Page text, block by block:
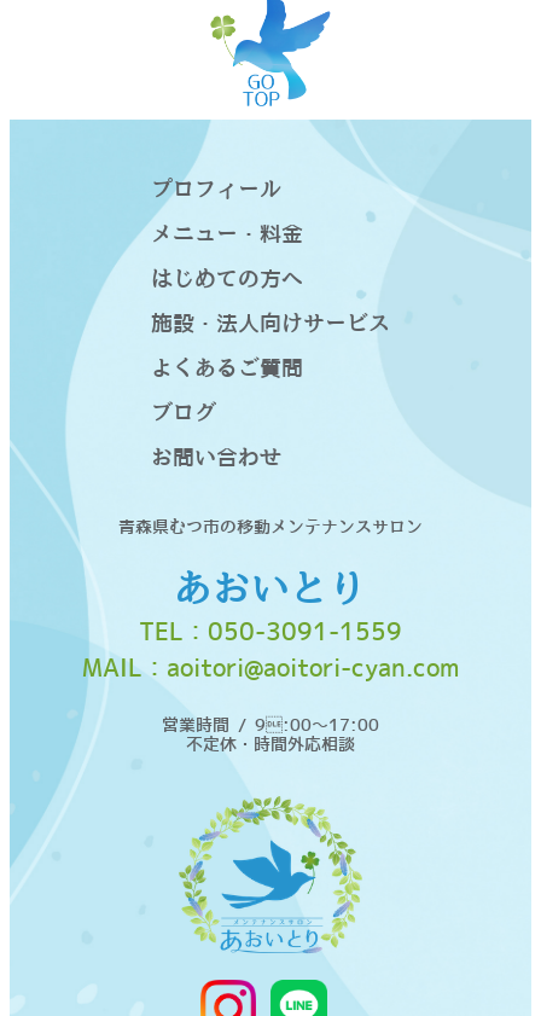
青森県むつ市の移動メンテナンスサロン
あおいとり
TEL： 050-3091-1559
MAIL： aoitori@aoitori-cyan.com
営業時間 / 9:00〜17:00
不定休・時間外応相談
プロフィール
メニュー・料金
はじめての方へ
施設・法人向けサービス
よくあるご質問
ブログ
お問い合わせ